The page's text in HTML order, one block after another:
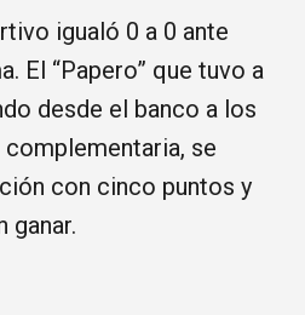
igualó 0 a 0 ante
El “Papero” que tuvo a
desde el banco a los
se
con cinco puntos y
ganar.